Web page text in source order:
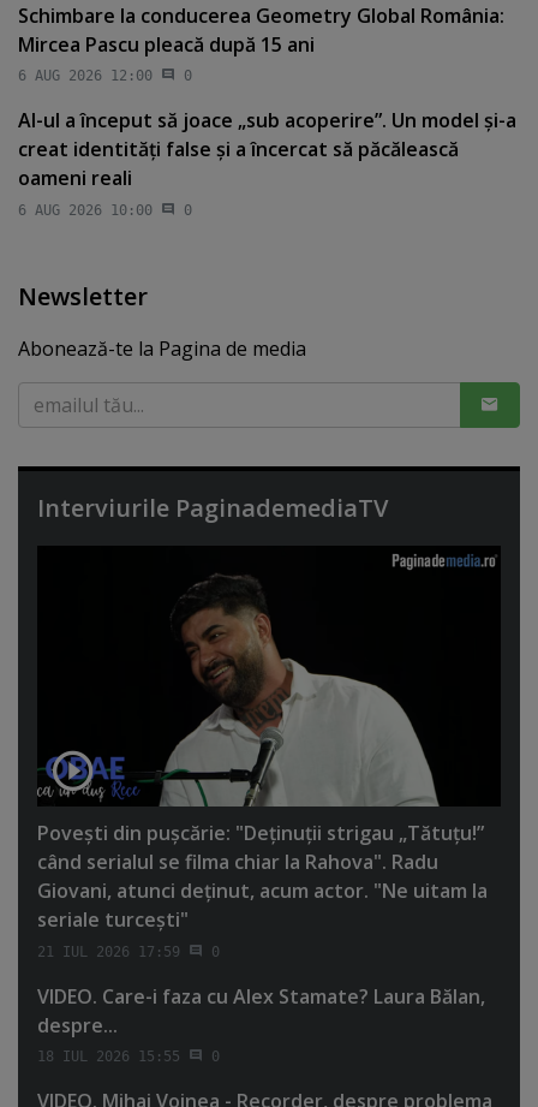
Schimbare la conducerea Geometry Global România:
Mircea Pascu pleacă după 15 ani
6 AUG 2026 12:00 0
AI-ul a început să joace „sub acoperire”. Un model şi-a
creat identităţi false şi a încercat să păcălească
oameni reali
6 AUG 2026 10:00 0
Newsletter
Abonează-te la Pagina de media
Interviurile PaginademediaTV
Poveşti din puşcărie: "Deţinuţii strigau „Tătuţu!”
când serialul se filma chiar la Rahova". Radu
Giovani, atunci deţinut, acum actor. "Ne uitam la
seriale turceşti"
21 IUL 2026 17:59 0
VIDEO. Care-i faza cu Alex Stamate? Laura Bălan,
despre...
18 IUL 2026 15:55 0
VIDEO. Mihai Voinea - Recorder, despre problema